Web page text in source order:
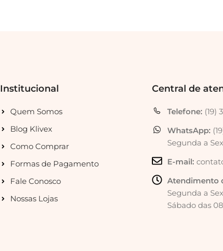
Institucional
Quem Somos
Blog Klivex
Como Comprar
Formas de Pagamento
Fale Conosco
Nossas Lojas
Central de
Telefone: (19)
WhatsApp:
Segunda a
E-mail:
Atendimento
Segunda a
Sábado das